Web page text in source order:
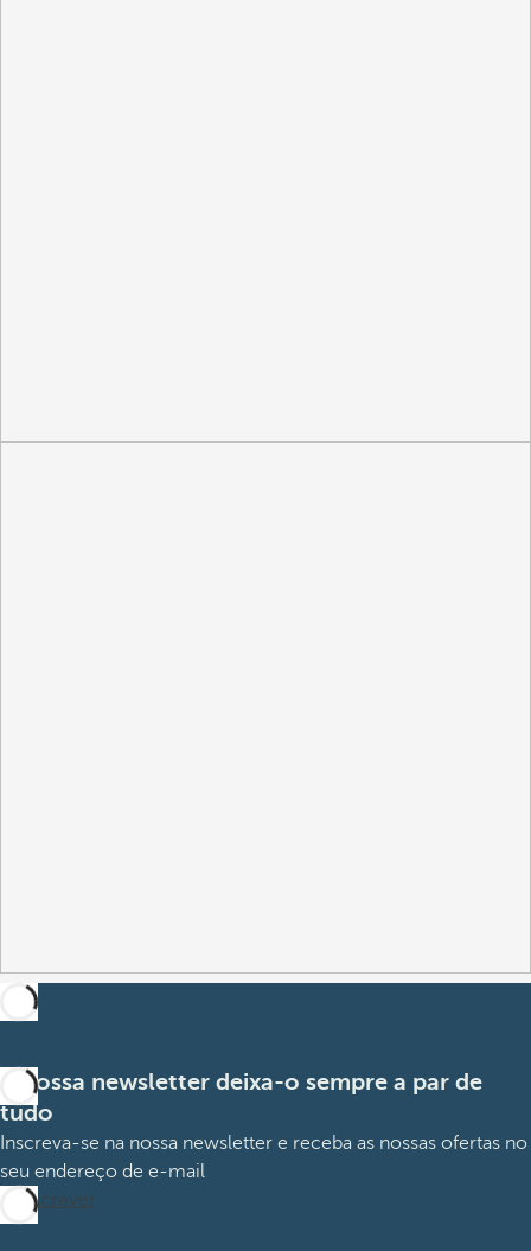
A nossa newsletter deixa-o sempre a par de
tudo
Inscreva-se na nossa newsletter e receba as nossas ofertas no
seu endereço de e-mail
Subscrever